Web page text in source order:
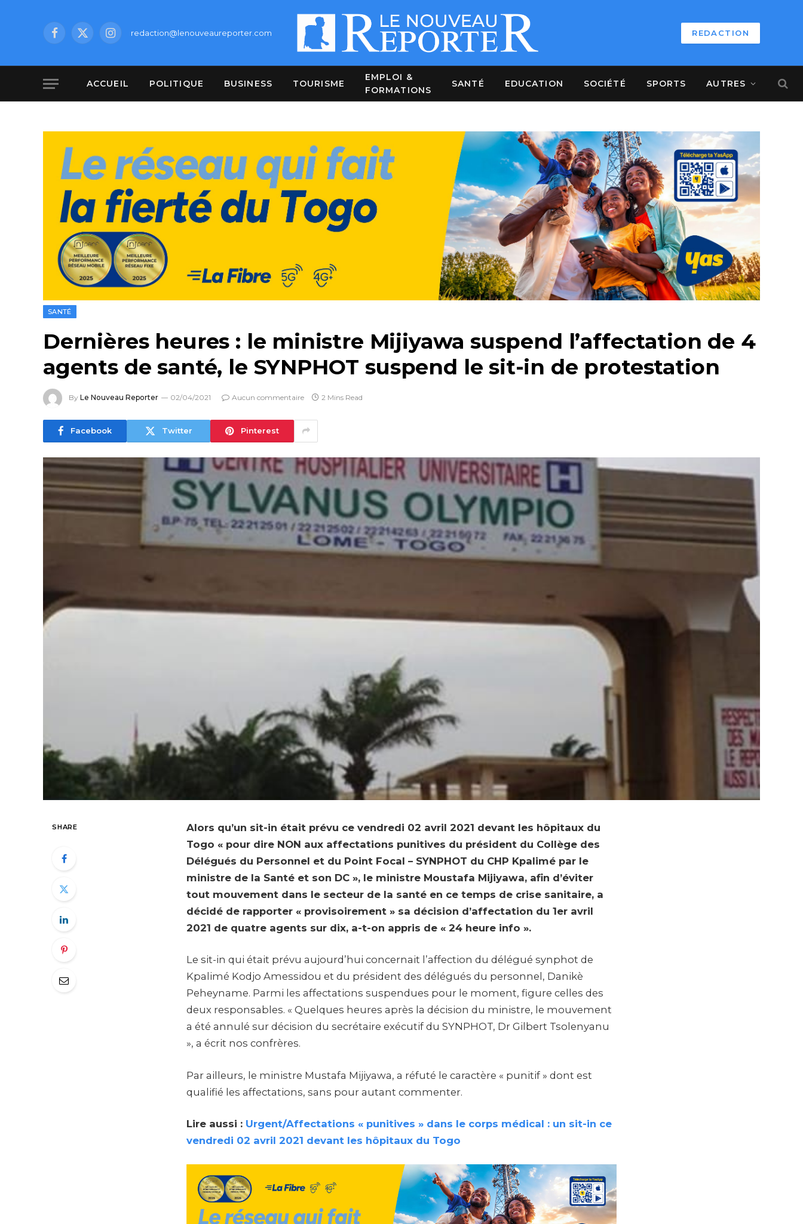
Facebook
X
Instagramredaction@lenouveaureporter.com REDACTION
ACCUEIL POLITIQUE BUSINESS TOURISME
EMPLOI &
FORMATIONS
SANTÉ EDUCATION SOCIÉTÉ SPORTS AUTRES
SANTÉ
Dernières heures : le ministre Mijiyawa suspend l’affectation de 4
agents de santé, le SYNPHOT suspend le sit-in de protestation
By Le Nouveau Reporter 02/04/2021 Aucun commentaire 2 Mins Read
Facebook Twitter Pinterest
SHARE
Alors qu’un sit-in était prévu ce vendredi 02 avril 2021 devant les hôpitaux du
Togo « pour dire NON aux affectations punitives du président du Collège des
Délégués du Personnel et du Point Focal – SYNPHOT du CHP Kpalimé par le
ministre de la Santé et son DC », le ministre Moustafa Mijiyawa, afin d’éviter
tout mouvement dans le secteur de la santé en ce temps de crise sanitaire, a
décidé de rapporter « provisoirement » sa décision d’affectation du 1er avril
2021 de quatre agents sur dix, a-t-on appris de « 24 heure info ».
Le sit-in qui était prévu aujourd’hui concernait l’affection du délégué synphot de
Kpalimé Kodjo Amessidou et du président des délégués du personnel, Danikè
Peheyname. Parmi les affectations suspendues pour le moment, figure celles des
deux responsables. « Quelques heures après la décision du ministre, le mouvement
a été annulé sur décision du secrétaire exécutif du SYNPHOT, Dr Gilbert Tsolenyanu
», a écrit nos confrères.
Par ailleurs, le ministre Mustafa Mijiyawa, a réfuté le caractère « punitif » dont est
qualifié les affectations, sans pour autant commenter.
Lire aussi : Urgent/Affectations « punitives » dans le corps médical : un sit-in ce
vendredi 02 avril 2021 devant les hôpitaux du Togo